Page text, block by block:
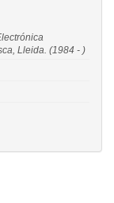
Lleida. (1984 - )